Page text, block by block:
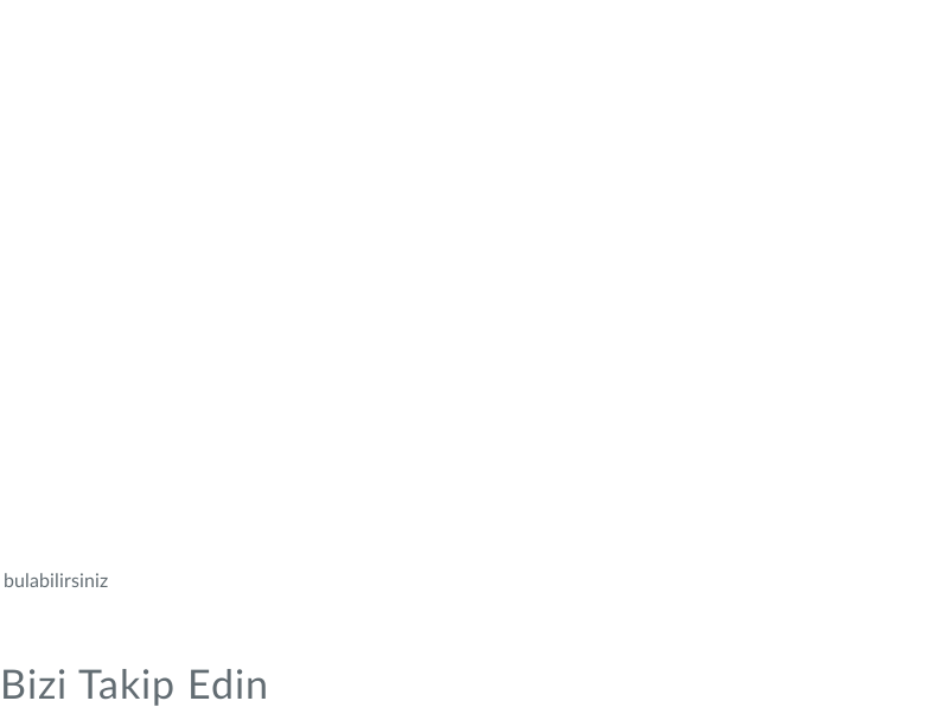
bulabilirsiniz
Bizi Takip Edin